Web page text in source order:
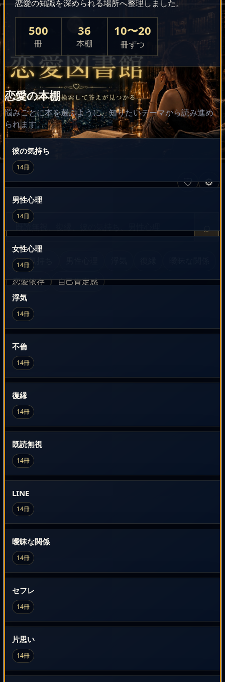
♡ ⚙
恋愛の悩みを検索
⌕
彼の気持ち
恋愛依存
自己肯定感
恋愛の知識を深められる場所へ整理しました。
500
冊
36
本棚
10〜20
冊ずつ
恋愛の本棚
悩みごとに本を選ぶように、知りたいテーマから読み進め
られます。
彼の気持ち
14冊
男性心理
14冊
女性心理
14冊
浮気
14冊
不倫
14冊
復縁
14冊
既読無視
14冊
LINE
14冊
曖昧な関係
14冊
セフレ
14冊
片思い
14冊